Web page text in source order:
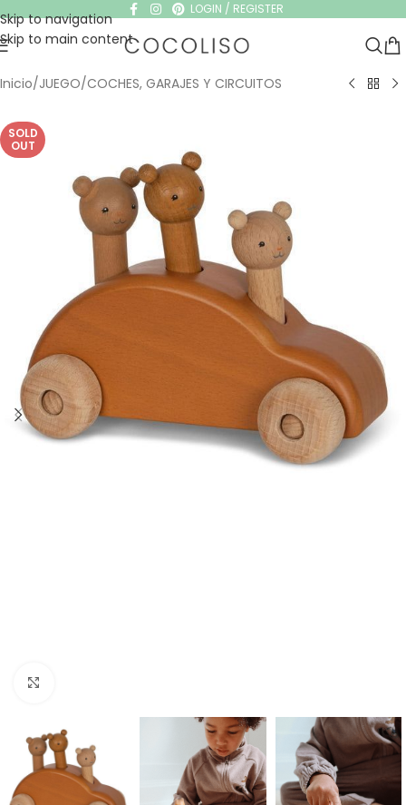
Skip to navigation
Skip to main content
LOGIN / REGISTER
Inicio/JUEGO/COCHES, GARAJES Y CIRCUITOS
SOLD
OUT